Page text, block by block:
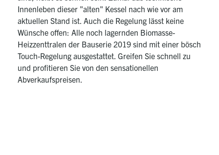
Innenleben dieser "alten" Kessel nach wie vor am
aktuellen Stand ist. Auch die Regelung lässt keine
Wünsche offen: Alle noch lagernden Biomasse-
Heizzenttralen der Bauserie 2019 sind mit einer bösch
Touch-Regelung ausgestattet. Greifen Sie schnell zu
und profitieren Sie von den sensationellen
Abverkaufspreisen.